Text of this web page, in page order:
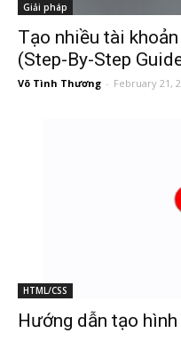
Giải pháp
Tạo nhiều tài
(Step-By-Step
Võ Tình Thương - February 21,
HTML/CSS
Hướng dẫn tạo